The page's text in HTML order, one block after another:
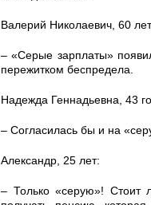
Валерий Николаевич, 60
– «Серые зарплаты»
пережитком беспредела.
Надежда Геннадьевна, 43
– Согласилась бы и на
Александр, 25 лет:
– Только «серую»! Стоит